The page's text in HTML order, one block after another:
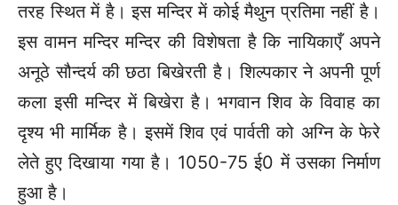
तरह स्थित में है। इस मन्दिर में कोई मैथुन प्रतिमा नहीं है।
इस वामन मन्दिर मन्दिर की विशेषता है कि नायिकाएँ अपने
अनूठे सौन्दर्य की छठा बिखेरती है। शिल्पकार ने अपनी पूर्ण
कला इसी मन्दिर में बिखेरा है। भगवान शिव के विवाह का
दृश्य भी मार्मिक है। इसमें शिव एवं पार्वती को अग्नि के फेरे
लेते हुए दिखाया गया है। 1050-75 ई0 में उसका निर्माण
हुआ है।